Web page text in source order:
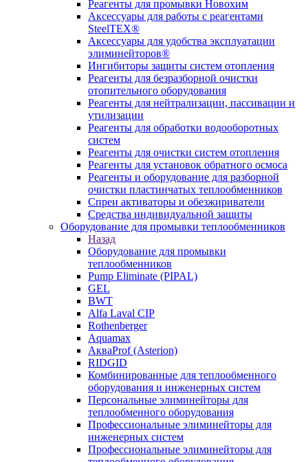
Реагенты для промывки Новохим
Аксессуары для работы с реагентами
SteelTEX®
Аксессуары для удобства эксплуатации
элиминейторов®
Ингибиторы защиты систем отопления
Реагенты для безразборной очистки
отопительного оборудования
Реагенты для нейтрализации, пассивации и
утилизации
Реагенты для обработки водооборотных
систем
Реагенты для очистки систем отопления
Реагенты для установок обратного осмоса
Реагенты и оборудование для разборной
очистки пластинчатых теплообменников
Спреи активаторы и обезжириватели
Средства индивидуальной защиты
Оборудование для промывки теплообменников
Назад
Оборудование для промывки
теплообменников
Pump Eliminate (PIPAL)
GEL
BWT
Alfa Laval CIP
Rothenberger
Aquamax
АкваProf (Asterion)
RIDGID
Комбинированные для теплообменного
оборудования и инженерных систем
Персональные элиминейторы для
теплообменного оборудования
Профессиональные элиминейторы для
инженерных систем
Профессиональные элиминейторы для